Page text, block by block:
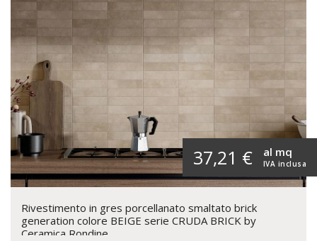
37,21 € IVA inclusa
al mq
Rivestimento in gres porcellanato smaltato brick
generation colore BEIGE serie CRUDA BRICK by
Ceramica Rondine